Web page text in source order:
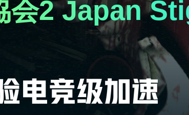
会2 Japan